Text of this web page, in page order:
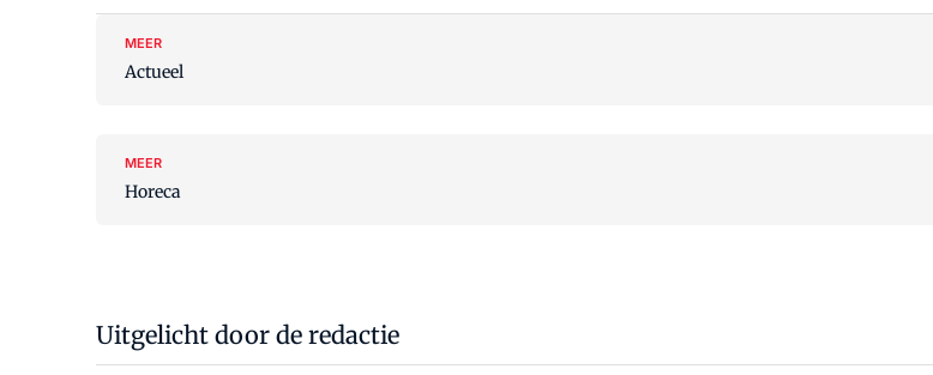
MEER
Actueel
MEER
Horeca
Uitgelicht door de redactie